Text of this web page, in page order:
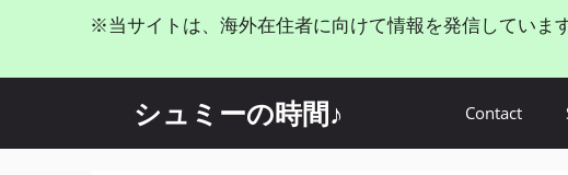
へ
※当サイトは、海外在住者に向けて情報を発信しています
シュミーの時間♪ Contact